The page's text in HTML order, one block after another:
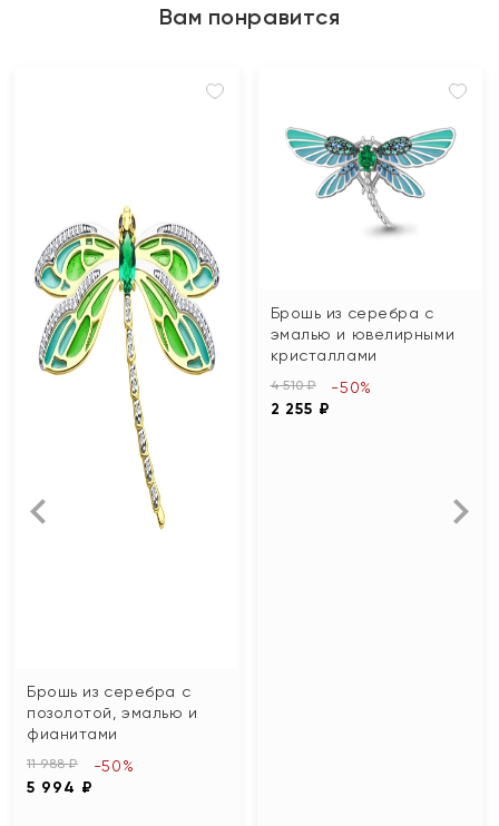
Вам понравится
Брошь из серебра с
позолотой, эмалью и
фианитами
11 988 ₽
5 994 ₽
-50%
Брошь из серебра с
эмалью и ювелирными
кристаллами
4 510 ₽
2 255 ₽
-50%